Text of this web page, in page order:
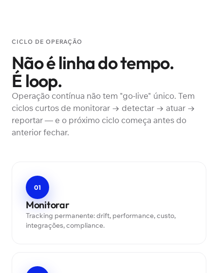
CICLO DE OPERAÇÃO
Não é linha do tempo.
É loop.
Operação contínua não tem "go-live" único. Tem
ciclos curtos de monitorar → detectar → atuar →
reportar — e o próximo ciclo começa antes do
anterior fechar.
01
Monitorar
Tracking permanente: drift, performance, custo,
integrações, compliance.